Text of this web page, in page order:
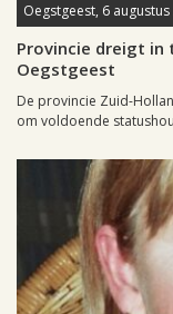
Oegstgeest, 6
Provincie dreigt in
Oegstgeest
De provincie Zuid-
om voldoende